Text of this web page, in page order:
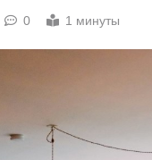
0 1 минуты